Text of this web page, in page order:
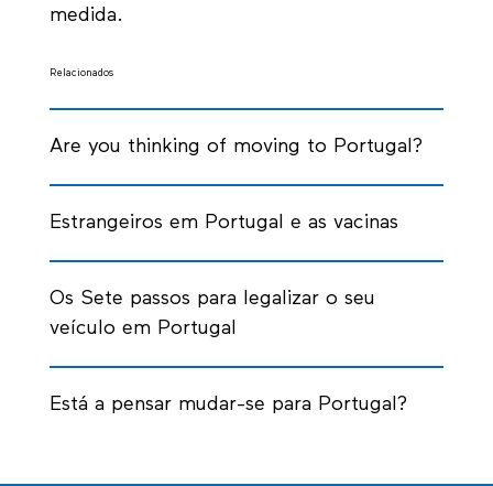
medida.
Relacionados
Are you thinking of moving to Portugal?
Estrangeiros em Portugal e as vacinas
Os Sete passos para legalizar o seu
veículo em Portugal
Está a pensar mudar-se para Portugal?